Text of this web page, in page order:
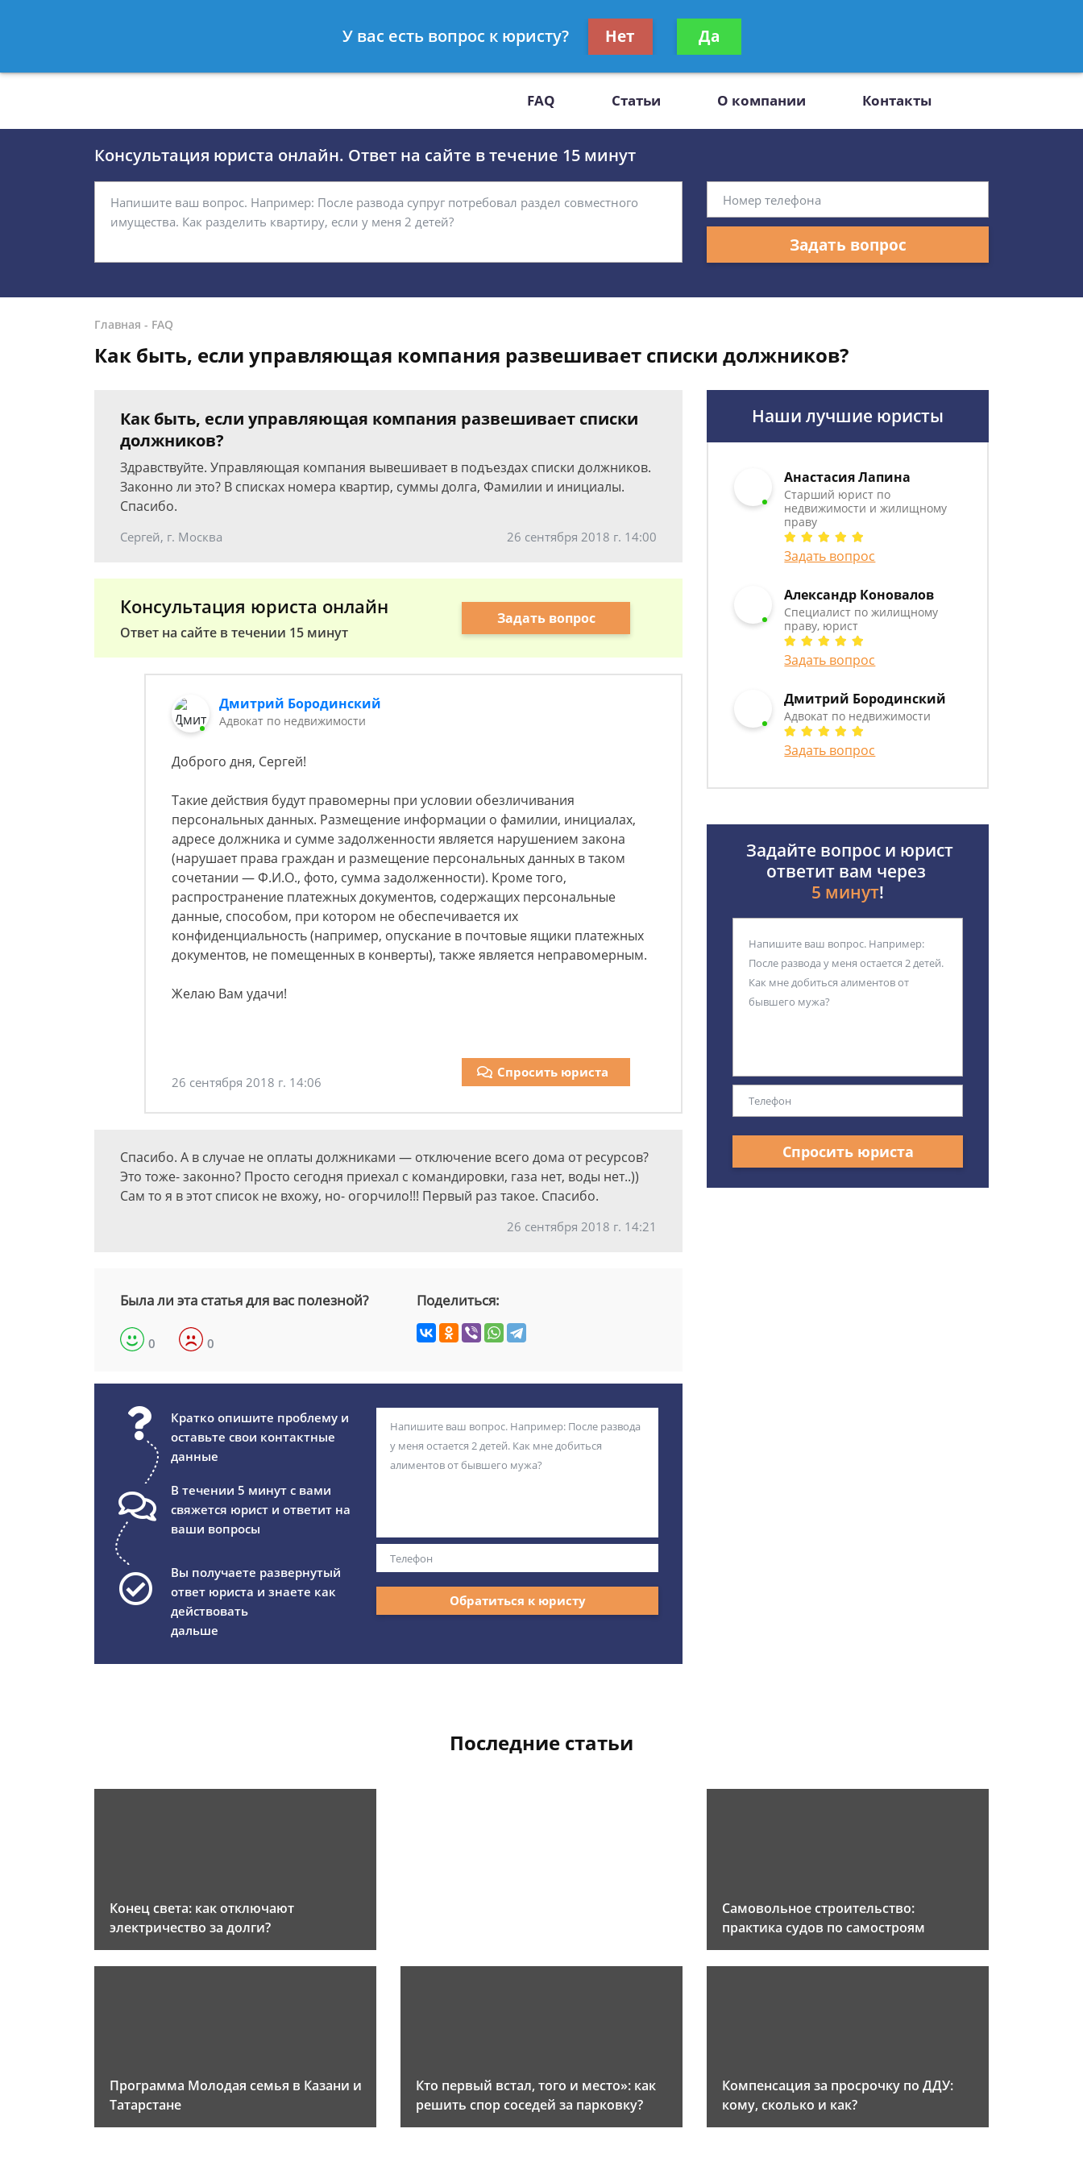
8 812 509-27-47
Получите консультацию
бесплатно
FAQ Статьи О компании Контакты
Консультация юриста онлайн. Ответ на сайте в течение 15 минут
Задать вопрос
Главная - FAQ
Как быть, если управляющая компания развешивает списки должников?
Как быть, если управляющая компания развешивает списки
должников?
Здравствуйте. Управляющая компания вывешивает в подъездах списки должников.
Законно ли это? В списках номера квартир, суммы долга, Фамилии и инициалы.
Спасибо.
Сергей, г. Москва 26 сентября 2018 г. 14:00
Консультация юриста онлайн
Ответ на сайте в течении 15 минут
Задать вопрос
Дмитрий Бородинский
Адвокат по недвижимости
Доброго дня, Сергей!
Такие действия будут правомерны при условии обезличивания
персональных данных. Размещение информации о фамилии, инициалах,
адресе должника и сумме задолженности является нарушением закона
(нарушает права граждан и размещение персональных данных в таком
сочетании — Ф.И.О., фото, сумма задолженности). Кроме того,
распространение платежных документов, содержащих персональные
данные, способом, при котором не обеспечивается их
конфиденциальность (например, опускание в почтовые ящики платежных
документов, не помещенных в конверты), также является неправомерным.
Желаю Вам удачи!
26 сентября 2018 г. 14:06
Спросить юриста
Спасибо. А в случае не оплаты должниками — отключение всего дома от ресурсов?
Это тоже- законно? Просто сегодня приехал с командировки, газа нет, воды нет..))
Сам то я в этот список не вхожу, но- огорчило!!! Первый раз такое. Спасибо.
26 сентября 2018 г. 14:21
Была ли эта статья для вас полезной?
0 0
Поделиться:
Кратко опишите проблему и
оставьте свои контактные
данные
В течении 5 минут с вами
свяжется юрист и ответит на
ваши вопросы
Вы получаете развернутый
ответ юриста и знаете как
действовать
дальше
Обратиться к юристу
Наши лучшие юристы
Анастасия Лапина
Старший юрист по
недвижимости и жилищному
праву
Задать вопрос
Александр Коновалов
Специалист по жилищному
праву, юрист
Задать вопрос
Дмитрий Бородинский
Адвокат по недвижимости
Задать вопрос
Задайте вопрос и юрист
ответит вам через
5 минут!
Спросить юриста
Последние статьи
Конец света: как отключают
электричество за долги?
Самовольное строительство:
практика судов по самостроям
Программа Молодая семья в Казани и
Татарстане
Кто первый встал, того и место»: как
решить спор соседей за парковку?
Компенсация за просрочку по ДДУ:
кому, сколько и как?
У вас есть вопрос к юристу? Нет Да